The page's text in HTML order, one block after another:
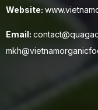
Website:
Email: